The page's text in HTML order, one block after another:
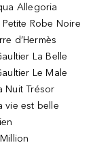
Allegoria
Petite Robe Noire
d’Hermès
La Belle
Le Male
Nuit Trésor
vie est belle